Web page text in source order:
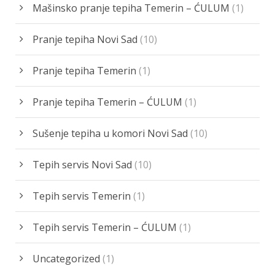
Mašinsko pranje tepiha Temerin – ĆULUM (1)
Pranje tepiha Novi Sad (10)
Pranje tepiha Temerin (1)
Pranje tepiha Temerin – ĆULUM (1)
Sušenje tepiha u komori Novi Sad (10)
Tepih servis Novi Sad (10)
Tepih servis Temerin (1)
Tepih servis Temerin – ĆULUM (1)
Uncategorized (1)